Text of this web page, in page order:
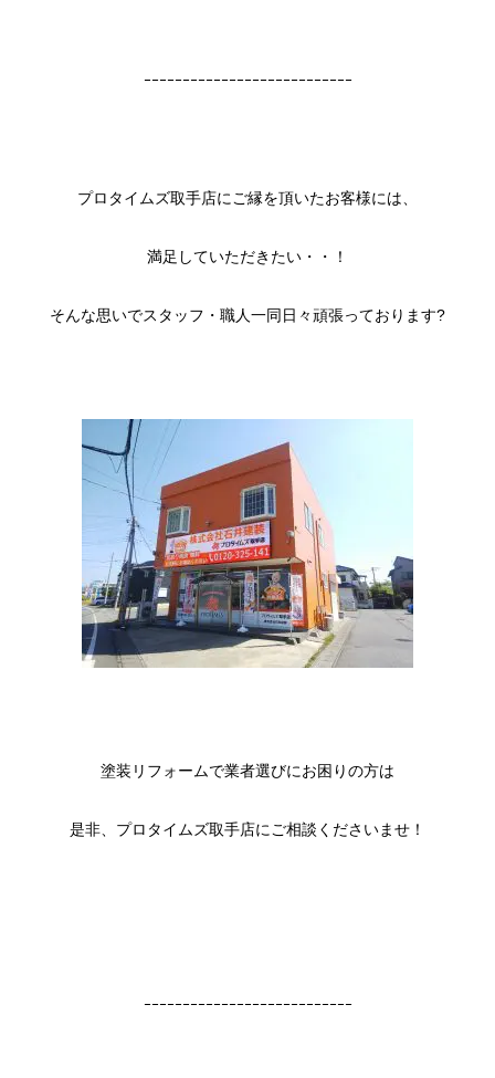
ｰｰｰｰｰｰｰｰｰｰｰｰｰｰｰｰｰｰｰｰｰｰｰｰｰｰｰ
プロタイムズ取手店にご縁を頂いたお客様には、
満足していただきたい・・！
そんな思いでスタッフ・職人一同日々頑張っております?
塗装リフォームで業者選びにお困りの方は
是非、プロタイムズ取手店にご相談くださいませ！
ｰｰｰｰｰｰｰｰｰｰｰｰｰｰｰｰｰｰｰｰｰｰｰｰｰｰｰ